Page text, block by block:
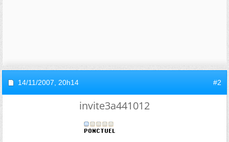
14/11/2007, 20h14 #2
invite3a441012